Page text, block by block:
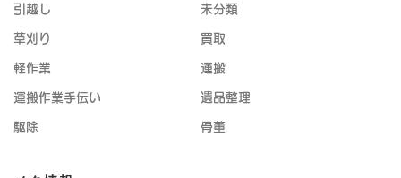
引越し 未分類
草刈り 買取
軽作業 運搬
運搬作業手伝い 遺品整理
駆除 骨董